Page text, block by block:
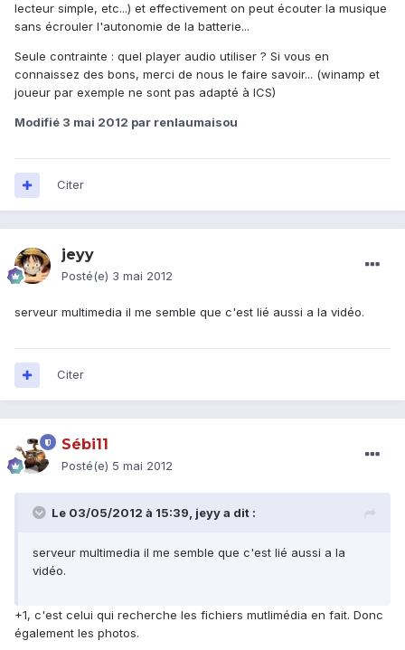
lecteur simple, etc...) et effectivement on peut écouter la musique
sans écrouler l'autonomie de la batterie...
Seule contrainte : quel player audio utiliser ? Si vous en
connaissez des bons, merci de nous le faire savoir... (winamp et
joueur par exemple ne sont pas adapté à ICS)
Modifié 3 mai 2012 par renlaumaisou
Citer
jeyy
Posté(e) 3 mai 2012
serveur multimedia il me semble que c'est lié aussi a la vidéo.
Citer
Sébi11
Posté(e) 5 mai 2012
Le 03/05/2012 à 15:39, jeyy a dit :
serveur multimedia il me semble que c'est lié aussi a la
vidéo.
+1, c'est celui qui recherche les fichiers mutlimédia en fait. Donc
également les photos.